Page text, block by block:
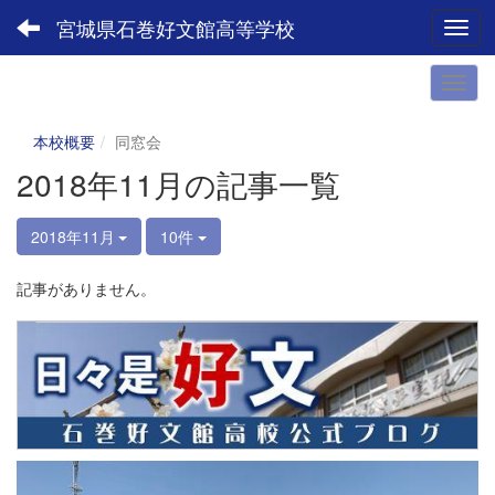
宮城県石巻好文館高等学校
本校概要 同窓会
2018年11月の記事一覧
2018年11月 10件
記事がありません。